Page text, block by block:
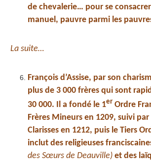
de chevalerie… pour se
manuel, pauvre parmi les
La suite…
François d’Assise, par son
plus de 3 000 frères qui sont
30 000. Il a fondé le 1er Ordre
Frères Mineurs en 1209, suivi par
Clarisses en 1212, puis le Tiers
inclut des religieuses
des Sœurs de Deauville) et des